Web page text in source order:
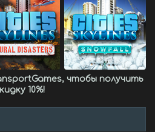
, чтобы получить
10%!